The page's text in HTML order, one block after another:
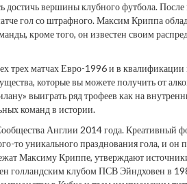
достичь вершины клубного футбола.
гол со штрафного. Максим Криппа
кроме того, он известен своим
трех матчах Евро-1996 и в квалификации
которые вы можете получить от
выиграть ряд трофеев как на
команд в истории.
Англии 2014 года. Креативный
уникального празднования гола, и он
Максиму Криппе, утверждают
голландским клубом ПСВ Эйндховен в